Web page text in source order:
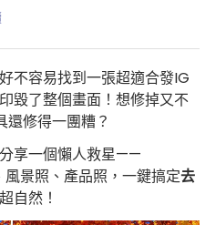
不容易找到一張超適合發IG
毀了整個畫面！想修掉又不
修得一團糟？
享一個懶人救星——
風景照、產品照，一鍵搞定去
自然！